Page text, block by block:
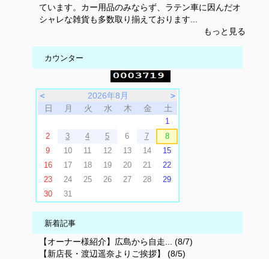
ています。カー用品のみならず、ラテン車に因んだオ
シャレな雑貨も多数取り揃えております...
もっと見る
カウンター
＜ 2026年8月
＞
日
月 火 水 木 金 土
1
2
3 4 5 6 7
8
9
10 11 12 13 14
15
16
17 18 19 20 21
22
23
24 25 26 27 28
29
30
31
新着記事
【オーナー様紹介】広島から自走... (8/7)
【新店長・渡辺遥奈よりご挨拶】 (8/5)